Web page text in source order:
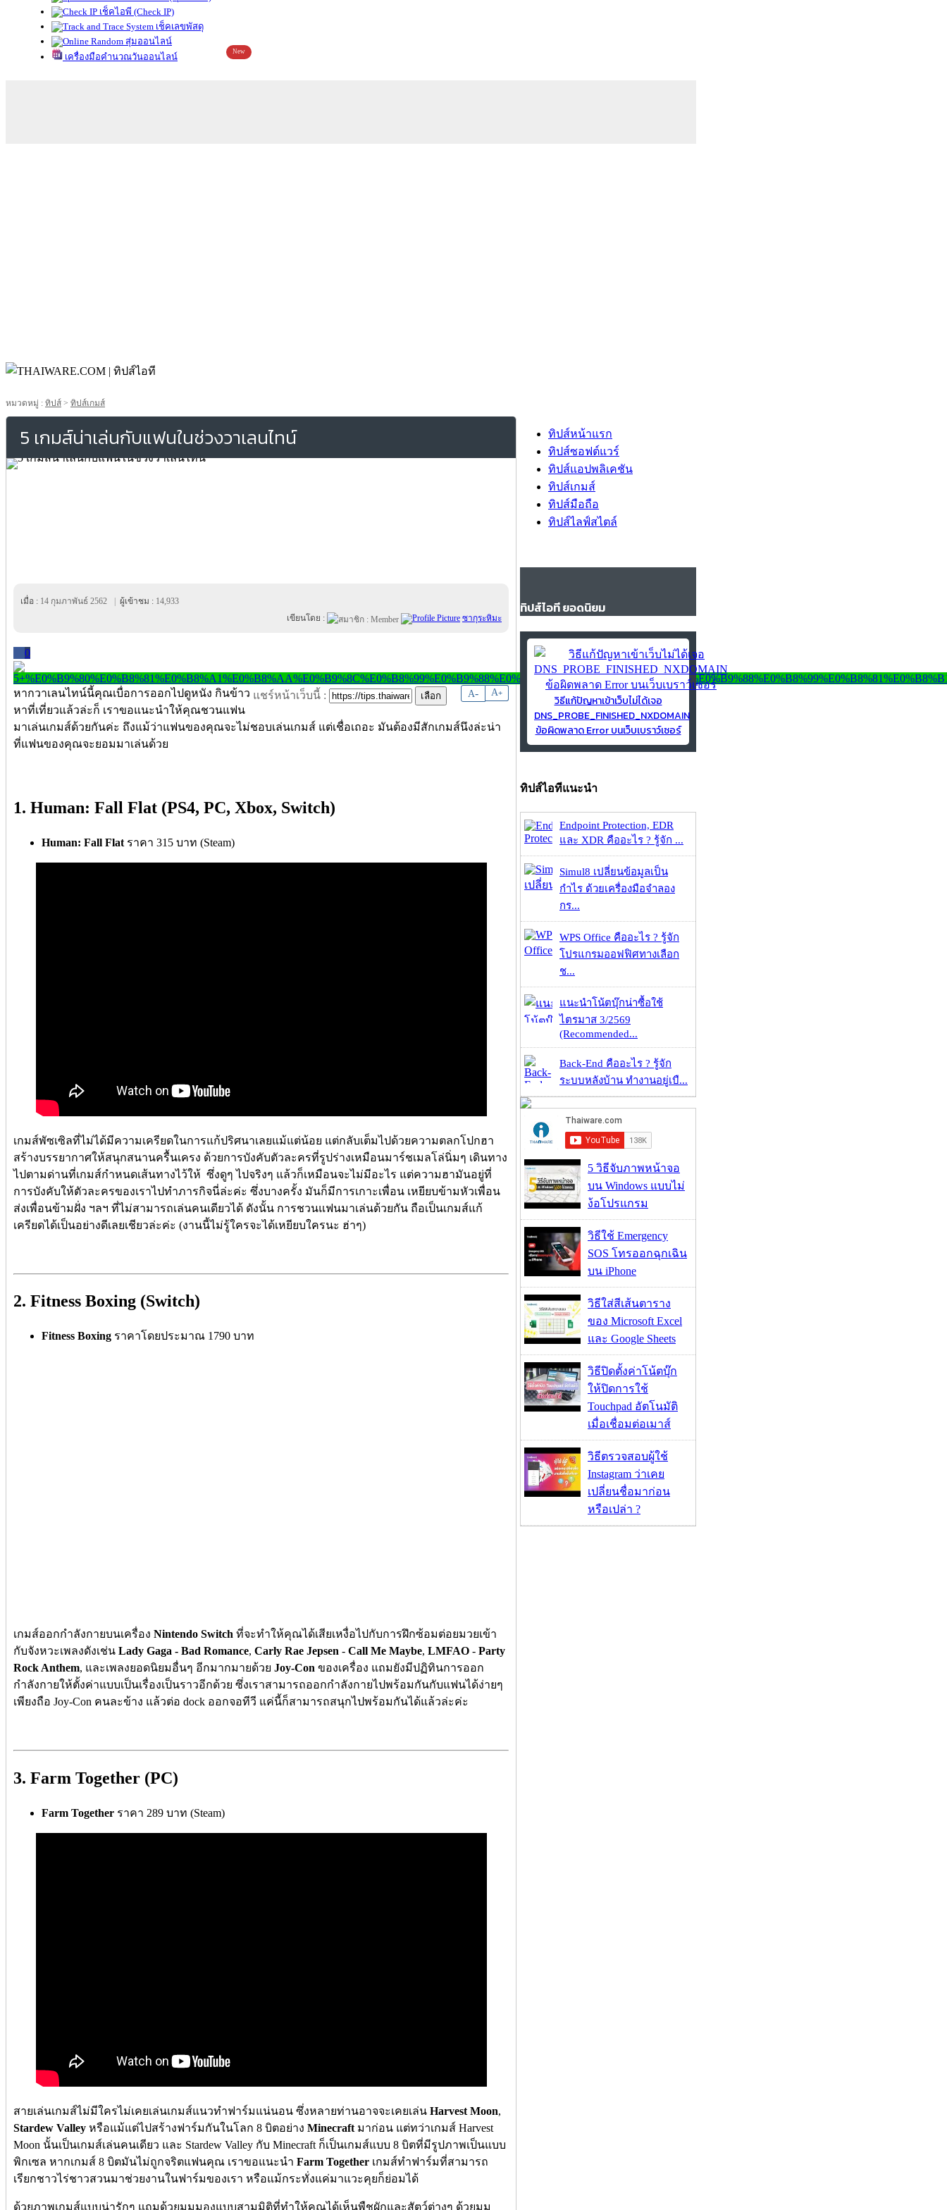
เช็คไอพี (Check IP)
เช็คเลขพัสดุ
สุ่มออนไลน์
เครื่องมือคำนวณวันออนไลน์
New
หมวดหมู่ : ทิปส์ > ทิปส์เกมส์
5 เกมส์น่าเล่นกับแฟนในช่วงวาเลนไทน์
เมื่อ : 14 กุมภาพันธ์ 2562 ผู้เข้าชม : 14,933
เขียนโดย :
ซากุระหิมะ
0
A- A+
แชร์หน้าเว็บนี้ :
หากวาเลนไทน์นี้คุณเบื่อการออกไปดูหนัง กินข้าว
หาที่เที่ยวแล้วล่ะก็ เราขอแนะนำให้คุณชวนแฟน
มาเล่นเกมส์ด้วยกันค่ะ ถึงแม้ว่าแฟนของคุณจะไม่ชอบเล่นเกมส์ แต่เชื่อเถอะ มันต้องมีสักเกมส์นึงล่ะน่า
ที่แฟนของคุณจะยอมมาเล่นด้วย
1. Human: Fall Flat (PS4, PC, Xbox, Switch)
Human: Fall Flat ราคา 315 บาท (Steam)
เกมส์พัซเซิลที่ไม่ได้มีความเครียดในการแก้ปริศนาเลยแม้แต่น้อย แต่กลับเต็มไปด้วยความตลกโปกฮา
สร้างบรรยากาศให้สนุกสนานครื้นเครง ด้วยการบังคับตัวละครที่รูปร่างเหมือนมาร์ชเมลโล่นิ่มๆ เดินทาง
ไปตามด่านที่เกมส์กำหนดเส้นทางไว้ให้ ซึ่งดูๆ ไปจริงๆ แล้วก็เหมือนจะไม่มีอะไร แต่ความฮามันอยู่ที่
การบังคับให้ตัวละครของเราไปทำภารกิจนี่ล่ะค่ะ ซึ่งบางครั้ง มันก็มีการเกาะเพื่อน เหยียบข้ามหัวเพื่อน
ส่งเพื่อนข้ามฝั่ง ฯลฯ ที่ไม่สามารถเล่นคนเดียวได้ ดังนั้น การชวนแฟนมาเล่นด้วยกัน ถือเป็นเกมส์แก้
เครียดได้เป็นอย่างดีเลยเชียวล่ะค่ะ (งานนี้ไม่รู้ใครจะได้เหยียบใครนะ ฮ่าๆ)
2. Fitness Boxing (Switch)
Fitness Boxing ราคาโดยประมาณ 1790 บาท
เกมส์ออกกำลังกายบนเครื่อง Nintendo Switch ที่จะทำให้คุณได้เสียเหงื่อไปกับการฝึกซ้อมต่อยมวยเข้า
กับจังหวะเพลงดังเช่น Lady Gaga - Bad Romance, Carly Rae Jepsen - Call Me Maybe, LMFAO - Party
Rock Anthem, และเพลงยอดนิยมอื่นๆ อีกมากมายด้วย Joy-Con ของเครื่อง แถมยังมีปฏิทินการออก
กำลังกายให้ตั้งค่าแบบเป็นเรื่องเป็นราวอีกด้วย ซึ่งเราสามารถออกกำลังกายไปพร้อมกันกับแฟนได้ง่ายๆ
เพียงถือ Joy-Con คนละข้าง แล้วต่อ dock ออกจอทีวี แค่นี้ก็สามารถสนุกไปพร้อมกันได้แล้วล่ะค่ะ
3. Farm Together (PC)
Farm Together ราคา 289 บาท (Steam)
สายเล่นเกมส์ไม่มีใครไม่เคยเล่นเกมส์แนวทำฟาร์มแน่นอน ซึ่งหลายท่านอาจจะเคยเล่น Harvest Moon,
Stardew Valley หรือแม้แต่ไปสร้างฟาร์มกันในโลก 8 บิตอย่าง Minecraft มาก่อน แต่ทว่าเกมส์ Harvest
Moon นั้นเป็นเกมส์เล่นคนเดียว และ Stardew Valley กับ Minecraft ก็เป็นเกมส์แบบ 8 บิตที่มีรูปภาพเป็นแบบ
พิกเซล หากเกมส์ 8 บิตมันไม่ถูกจริตแฟนคุณ เราขอแนะนำ Farm Together เกมส์ทำฟาร์มที่สามารถ
เรียกชาวไร่ชาวสวนมาช่วยงานในฟาร์มของเรา หรือแม้กระทั่งแค่มาแวะคุยก็ย่อมได้
ด้วยภาพเกมส์แบบน่ารักๆ แถมด้วยมุมมองแบบสามมิติที่ทำให้คุณได้เห็นพืชผักและสัตว์ต่างๆ ด้วยมุม
ทิปส์หน้าแรก
ทิปส์ซอฟต์แวร์
ทิปส์แอปพลิเคชัน
ทิปส์เกมส์
ทิปส์มือถือ
ทิปส์ไลฟ์สไตล์
ทิปส์ไอที ยอดนิยม
วิธีแก้ปัญหาเข้าเว็บไม่ได้เจอ
DNS_PROBE_FINISHED_NXDOMAIN
ข้อผิดพลาด Error บนเว็บเบราว์เซอร์
ทิปส์ไอทีแนะนำ
Endpoint Protection, EDR
และ XDR คืออะไร ? รู้จัก ...
Simul8 เปลี่ยนข้อมูลเป็น
กำไร ด้วยเครื่องมือจำลอง
กร...
WPS Office คืออะไร ? รู้จัก
โปรแกรมออฟฟิศทางเลือก
ช...
แนะนำโน้ตบุ๊กน่าซื้อใช้
ไตรมาส 3/2569
(Recommended...
Back-End คืออะไร ? รู้จัก
ระบบหลังบ้าน ทำงานอยู่เบื...
5 วิธีจับภาพหน้าจอ
บน Windows แบบไม่
ง้อโปรแกรม
วิธีใช้ Emergency
SOS โทรออกฉุกเฉิน
บน iPhone
วิธีใส่สีเส้นตาราง
ของ Microsoft Excel
และ Google Sheets
วิธีปิดตั้งค่าโน้ตบุ๊ก
ให้ปิดการใช้
Touchpad อัตโนมัติ
เมื่อเชื่อมต่อเมาส์
วิธีตรวจสอบผู้ใช้
Instagram ว่าเคย
เปลี่ยนชื่อมาก่อน
หรือเปล่า ?